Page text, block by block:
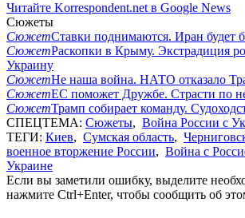
Читайте Korrespondent.net в Google News
Сюжеты
СюжетСтавки поднимаются. Иран будет
СюжетРаскопки в Крыму. Экстрадиция
Украину
СюжетНе наша война. НАТО отказало
СюжетЕС поможет Дружбе. Страсти по
СюжетТрамп собирает команду.
СПЕЦТЕМА: Сюжеты, Война России с
ТЕГИ: Киев, Сумская область,
военное вторжение России, Война с
Украине
Если вы заметили ошибку, выделите
нажмите Ctrl+Enter, чтобы сообщить об